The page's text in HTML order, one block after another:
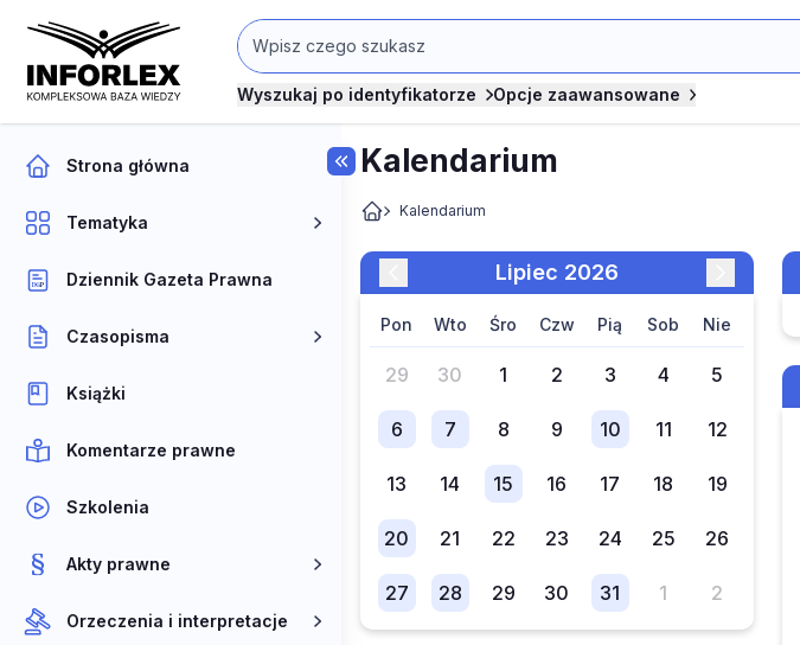
Wyszukaj po identyfikatorze Opcje zaawansowane
Strona główna
Tematyka
Dziennik Gazeta Prawna
Czasopisma
Książki
Komentarze prawne
Szkolenia
Akty prawne
Orzeczenia i interpretacje
Kalendarium
Kalendarium
lipiec 2026
pon wto śro czw pią sob nie
29 30 1 2 3 4 5
6 7 8 9 10 11 12
13 14 15 16 17 18 19
20 21 22 23 24 25 26
27 28 29 30 31 1 2